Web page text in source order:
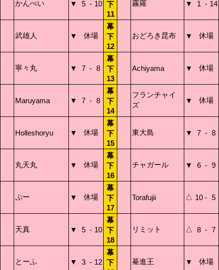
かんぺい ▼ 5 - 10 下
11
霧羅 ▼ 1 - 14
武雄人 ▼ 休場
幕
下
12
おどろき昆布 ▼ 休場
寧々丸 ▼ 7 - 8
幕
下
13
Achiyama ▼ 休場
Maruyama ▼ 7 - 8
幕
下
14
フランチャイ
ズ
▼ 休場
Holleshoryu ▼ 休場
幕
下
15
東大島 ▼ 7 - 8
丸天丸 ▼ 休場
幕
下
16
チャガール ▼ 6 - 9
ぷー ▼ 休場
幕
下
17
Torafujii △ 10 - 5
天真 ▼ 5 - 10
幕
下
18
リミット △ 8 - 7
とーふ ▼ 3 - 12
幕
下
驀進王 ▼ 休場